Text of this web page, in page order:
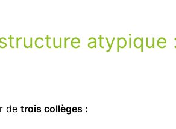
de trois collèges :